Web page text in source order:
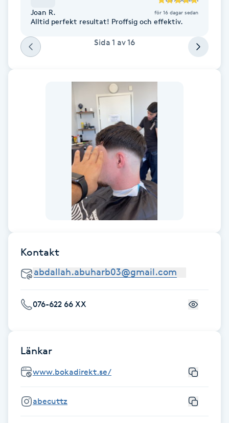
Face framing
Faceliftmassage
Fotvård
Fransar
Fransborttagning
Fransfärgning
Joan R. för 16 dagar sedan
Alltid perfekt resultat! Proffsig och effektiv.
Sida 1 av16
Kontakt
076-622 66 XX
Länkar
www.bokadirekt.se/
abecuttz